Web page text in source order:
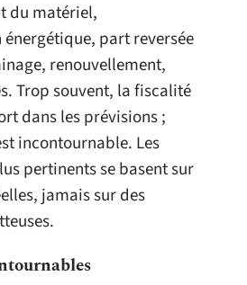
du matériel,
part reversée
renouvellement,
Trop souvent, la fiscalité
dans les prévisions ;
incontournable. Les
pertinents se basent sur
jamais sur des